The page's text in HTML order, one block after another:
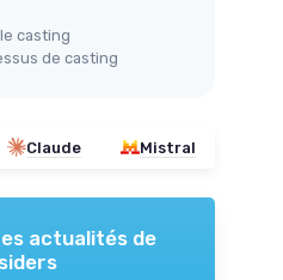
casting
de casting
Claude Mistral
actualités de